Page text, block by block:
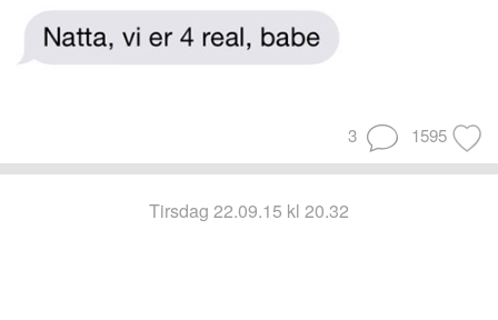
3 1595
tirsdag 22.09.15 kl 20.32